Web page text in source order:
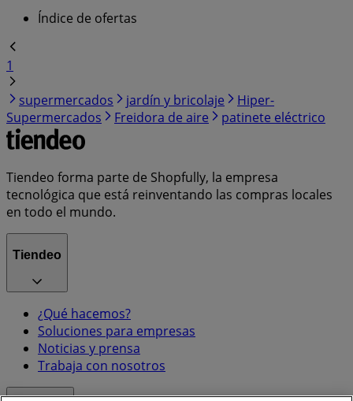
Índice de ofertas
1
supermercados
jardín y bricolaje
Hiper-
Supermercados
Freidora de aire patinete eléctrico
Tiendeo forma parte de Shopfully, la empresa
tecnológica que está reinventando las compras locales
en todo el mundo.
Tiendeo
¿Qué hacemos?
Soluciones para empresas
Noticias y prensa
Trabaja con nosotros